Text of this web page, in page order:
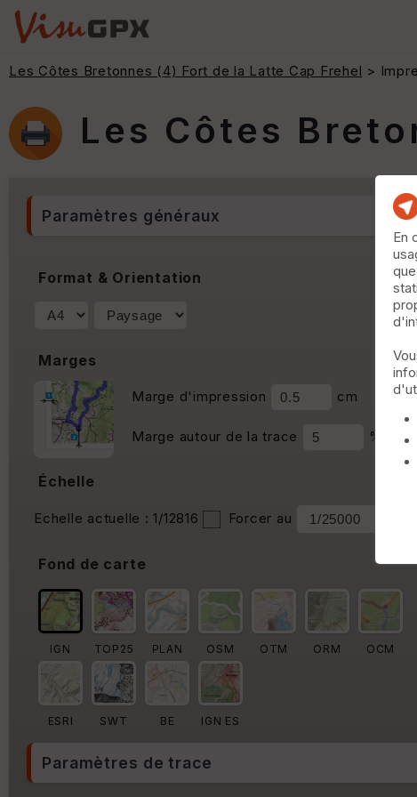
Les Côtes Bretonnes (4) Fort de la Latte Cap Frehel >
Les Côtes
Paramètres généraux
Format & Orientation
Marges
Marge d'impression cm
Marge autour de la trace %
Échelle
Echelle actuelle : 1/12816 Forcer au
Fond de carte
IGN TOP25 PLAN OSM OTM ORM OCM
ESRI SWT BE IGN ES
Paramètres de trace
En